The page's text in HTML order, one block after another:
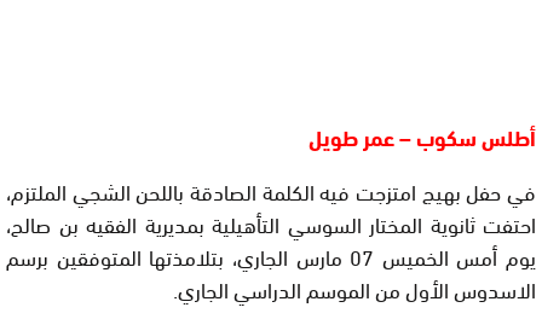
أطلس سكوب – عمر طويل
في حفل بهيج امتزجت فيه الكلمة الصادقة باللحن الشجي الملتزم،
احتفت ثانوية المختار السوسي التأهيلية بمديرية الفقيه بن صالح،
يوم أمس الخميس 07 مارس الجاري، بتلامذتها المتوفقين برسم
الاسدوس الأول من الموسم الدراسي الجاري.